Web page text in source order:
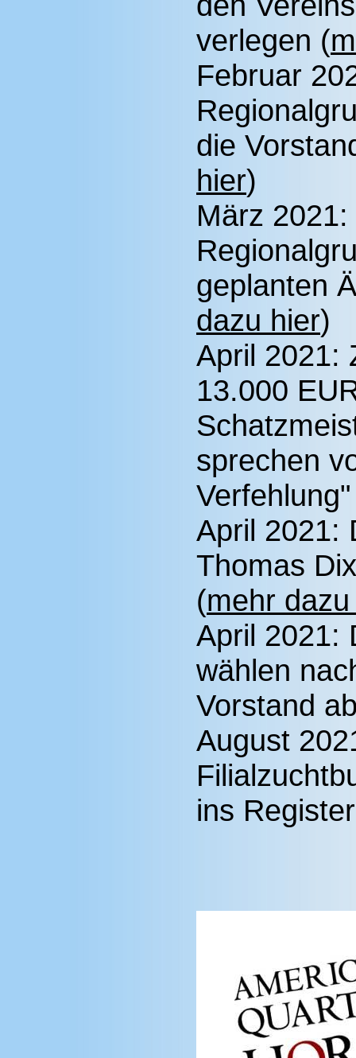
verlegen (
Februar
die
hier)
März
geplanten
dazu hier)
April 2021:
13.000
sprechen
April 2021:
Thomas
(mehr
April 2021:
wählen
Vorstand
August
ins